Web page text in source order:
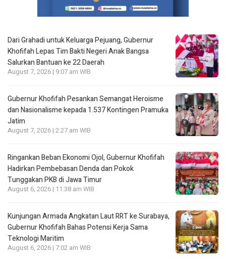
Dari Grahadi untuk Keluarga Pejuang, Gubernur
Khofifah Lepas Tim Bakti Negeri Anak Bangsa
Salurkan Bantuan ke 22 Daerah
August 7, 2026 | 9:07 am WIB
Gubernur Khofifah Pesankan Semangat Heroisme
dan Nasionalisme kepada 1.537 Kontingen Pramuka
Jatim
August 7, 2026 | 2:27 am WIB
Ringankan Beban Ekonomi Ojol, Gubernur Khofifah
Hadirkan Pembebasan Denda dan Pokok
Tunggakan PKB di Jawa Timur
August 6, 2026 | 11:38 am WIB
Kunjungan Armada Angkatan Laut RRT ke Surabaya,
Gubernur Khofifah Bahas Potensi Kerja Sama
Teknologi Maritim
August 6, 2026 | 7:02 am WIB